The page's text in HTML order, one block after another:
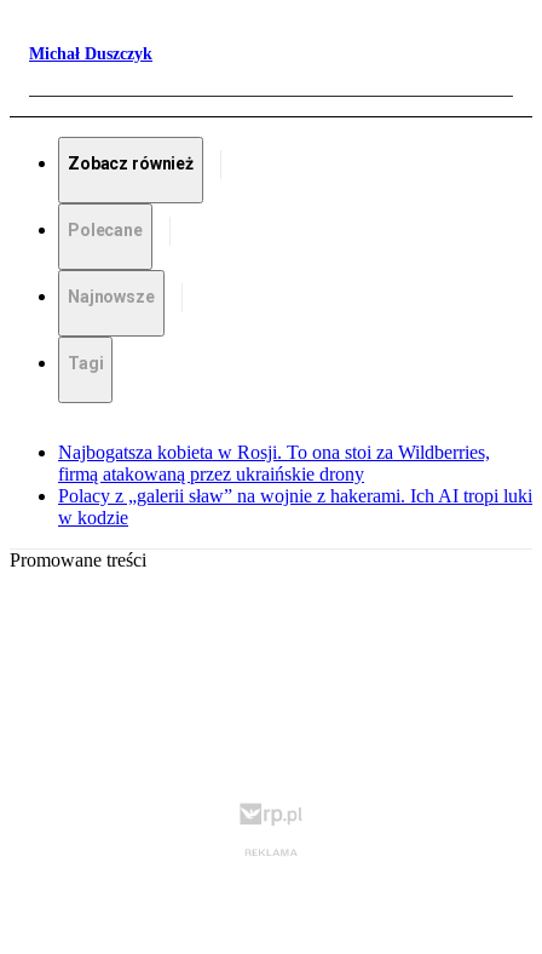
Michał Duszczyk
Zobacz również
Polecane
Najnowsze
Tagi
Najbogatsza kobieta w Rosji. To ona stoi za Wildberries,
firmą atakowaną przez ukraińskie drony
Polacy z „galerii sław” na wojnie z hakerami. Ich AI tropi luki
w kodzie
Promowane treści